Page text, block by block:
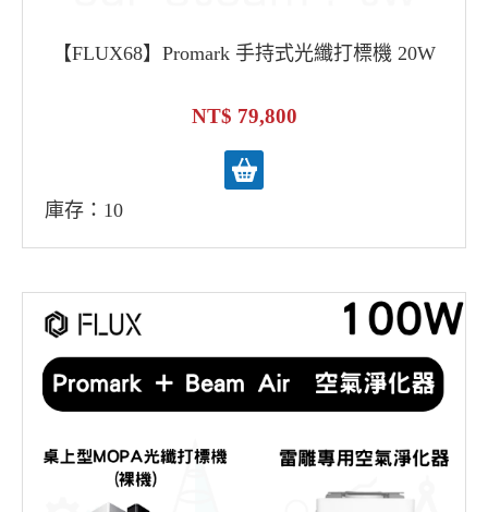
【FLUX68】Promark 手持式光纖打標機 20W
79,800
庫存：10